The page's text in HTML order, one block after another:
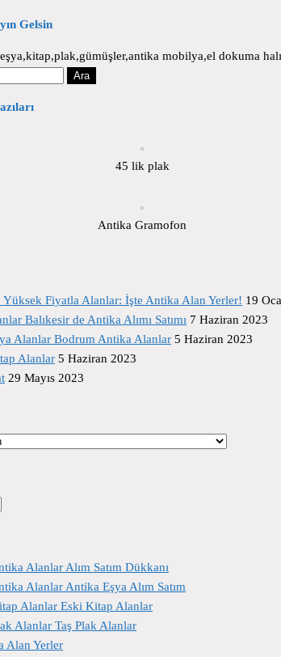
Gelsin
mobilya,el dokuma
45 lik plak
Antika Gramofon
Yüksek Fiyatla Alanlar: İşte Antika Alan Yerler! 19
Balıkesir de Antika Alımı Satımı 7 Haziran 2023
Alanlar Bodrum Antika Alanlar 5 Haziran 2023
Alanlar 5 Haziran 2023
29 Mayıs 2023
Alanlar Alım Satım Dükkanı
Alanlar Antika Eşya Alım Satım
Alanlar Eski Kitap Alanlar
Alanlar Taş Plak Alanlar
Alan Yerler